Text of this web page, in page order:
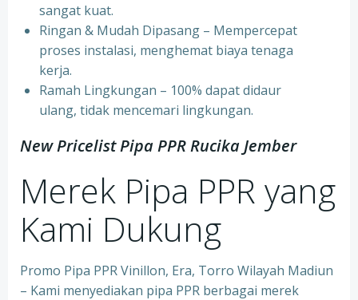
sangat kuat.
⁠Ringan & Mudah Dipasang – Mempercepat
proses instalasi, menghemat biaya tenaga
kerja.
⁠Ramah Lingkungan – 100% dapat didaur
ulang, tidak mencemari lingkungan.
New Pricelist Pipa PPR Rucika Jember
Merek Pipa PPR yang
Kami Dukung
Promo Pipa PPR Vinillon, Era, Torro Wilayah Madiun
– Kami menyediakan pipa PPR berbagai merek